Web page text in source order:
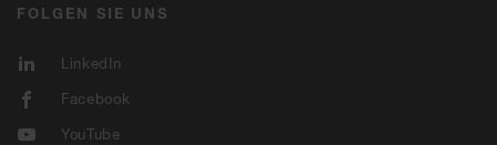
FOLGEN SIE UNS
LinkedIn
Facebook
YouTube